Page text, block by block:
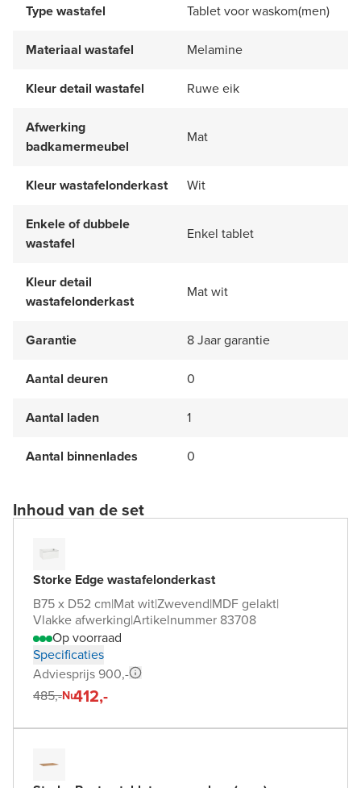
Type wastafel Tablet voor waskom(men)
Materiaal wastafel Melamine
Kleur detail wastafel Ruwe eik
Afwerking
badkamermeubel
Mat
Kleur wastafelonderkast Wit
Enkele of dubbele
wastafel
Enkel tablet
Kleur detail
wastafelonderkast
Mat wit
Garantie 8 Jaar garantie
Aantal deuren 0
Aantal laden 1
Aantal binnenlades 0
Inhoud van de set
Storke Edge wastafelonderkast
B75 x D52 cm|Mat wit|Zwevend|MDF gelakt|
Vlakke afwerking|Artikelnummer 83708
Op voorraad
Specificaties
Adviesprijs 900,-
485,-Nu412,-